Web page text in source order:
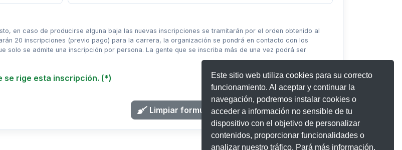
Este sitio web utiliza cookies para su correcto
funcionamiento. Al aceptar y continuar la
navegación, podremos instalar cookies o
acceder a información no sensible de tu
dispositivo con el objetivo de personalizar
contenidos, proporcionar funcionalidades o
analizar nuestro tráfico. Pará más información,
en caso de producirse alguna baja las nuevas inscripciones se tramitarán por el orden obtenido al
20 inscripciones (previo pago) para la carrera, la organización se pondrá en contacto con los
solo se admite una inscripción por persona. La gente que se inscriba más de una vez podrá ser
se rige esta inscripción. (*)
Limpiar formulario
Finalizar inscripción